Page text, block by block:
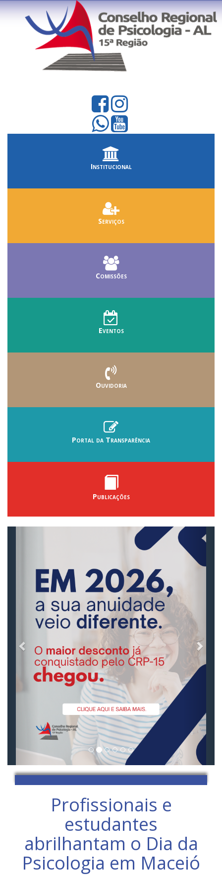
Institucional
Serviços
Comissões
Eventos
Ouvidoria
Portal da Transparência
Publicações
Profissionais e
estudantes
abrilhantam o Dia da
Psicologia em Maceió